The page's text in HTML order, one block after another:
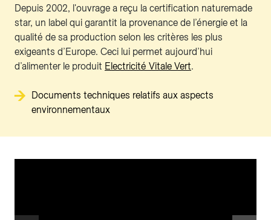
Depuis 2002, l'ouvrage a reçu la certification naturemade
star, un label qui garantit la provenance de l’énergie et la
qualité de sa production selon les critères les plus
exigeants d’Europe. Ceci lui permet aujourd’hui
d’alimenter le produit Electricité Vitale Vert.
Documents techniques relatifs aux aspects
environnementaux